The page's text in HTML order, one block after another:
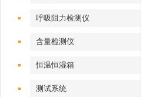
呼吸阻力检测仪
含量检测仪
恒温恒湿箱
测试系统